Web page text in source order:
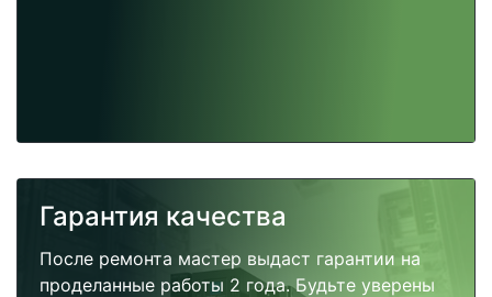
Гарантия качества
После ремонта мастер выдаст гарантии на
проделанные работы 2 года. Будьте уверены